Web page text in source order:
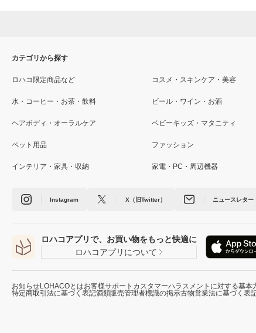
カテゴリから探す
ロハコ限定商品など コスメ・スキンケア・美容
水・コーヒー・お茶・飲料 ビール・ワイン・お酒
ヘアボディ・オーラルケア ベビーキッズ・マタニティ
ペット用品 ファッション
インテリア・家具・収納 家電・PC・周辺機器
Instagram X（旧Twitter） ニュースレター
ロハコアプリで、お買い物をもっと快適に
ロハコアプリについて
お知らせLOHACOとはお客様サポート カスタマーハラスメントに対する基本
特定商取引法に基づく表記酒類販売管理者標識の掲示古物営業法に基づく表